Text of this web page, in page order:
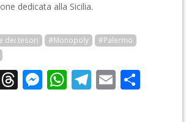
dedicata alla Sicilia.
dei tesori #Monopoly
#Palermo
Threads
Messenger
WhatsApp
Telegram
Email